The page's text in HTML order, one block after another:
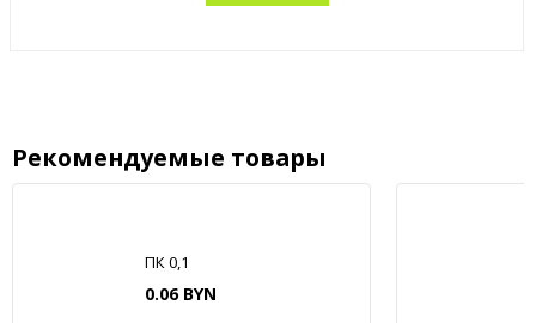
Рекомендуемые товары
ПК 0,1
0.06 BYN